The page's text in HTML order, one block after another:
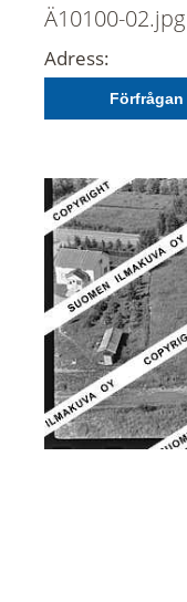
Ä10100-02.jpg
Adress:
Förfrågan